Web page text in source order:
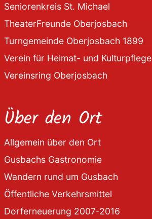
Seniorenkreis St. Michael
TheaterFreunde Oberjosbach
Turngemeinde Oberjosbach 1899
Verein für Heimat- und Kulturpflege
Vereinsring Oberjosbach
Über den Ort
Allgemein über den Ort
Gusbachs Gastronomie
Wandern rund um Gusbach
Öffentliche Verkehrsmittel
Dorferneuerung 2007-2016